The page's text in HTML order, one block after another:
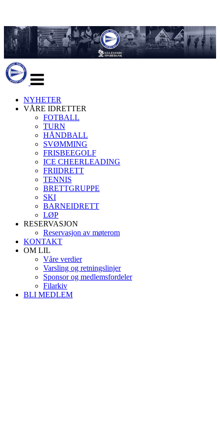
navigasjon
NYHETER
VÅRE IDRETTER
FOTBALL
TURN
HÅNDBALL
SVØMMING
FRISBEEGOLF
ICE CHEERLEADING
FRIIDRETT
TENNIS
BRETTGRUPPE
SKI
BARNEIDRETT
LØP
RESERVASJON
Reservasjon av møterom
KONTAKT
OM LIL
Våre verdier
Varsling og retningslinjer
Sponsor og medlemsfordeler
Filarkiv
BLI MEDLEM